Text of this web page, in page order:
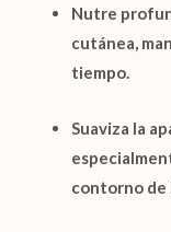
Nutre
cutánea,
tiempo.
Suaviza la
contorno de